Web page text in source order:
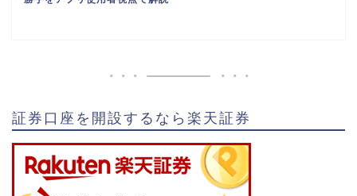
証券口座を開設するなら楽天証券